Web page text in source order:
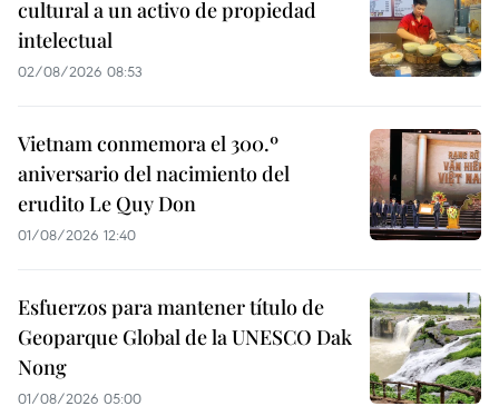
cultural a un activo de propiedad
intelectual
02/08/2026 08:53
Vietnam conmemora el 300.º
aniversario del nacimiento del
erudito Le Quy Don
01/08/2026 12:40
Esfuerzos para mantener título de
Geoparque Global de la UNESCO Dak
Nong
01/08/2026 05:00